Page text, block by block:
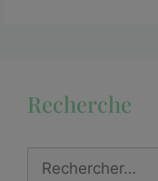
Recherche